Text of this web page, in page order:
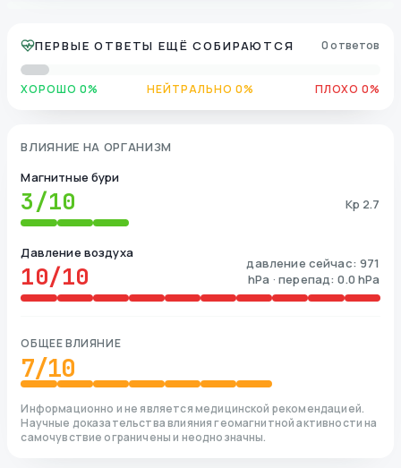
ПЕРВЫЕ ОТВЕТЫ ЕЩЁ СОБИРАЮТСЯ 0 ответов
ХОРОШО 0% НЕЙТРАЛЬНО 0% ПЛОХО 0%
ВЛИЯНИЕ НА ОРГАНИЗМ
Магнитные бури
3/10 Kp 2.7
Давление воздуха
10/10
давление сейчас: 971
hPa · перепад: 0.0 hPa
ОБЩЕЕ ВЛИЯНИЕ
7/10
Информационно и не является медицинской рекомендацией.
Научные доказательства влияния геомагнитной активности на
самочувствие ограничены и неоднозначны.